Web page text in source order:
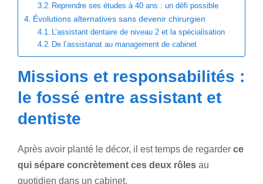
Reprendre ses études à 40 ans : un défi possible
Évolutions alternatives sans devenir chirurgien
L’assistant dentaire de niveau 2 et la spécialisation
De l’assistanat au management de cabinet
Missions et responsabilités :
le fossé entre assistant et
dentiste
Après avoir planté le décor, il est temps de regarder ce
qui sépare concrètement ces deux rôles au
quotidien dans un cabinet.